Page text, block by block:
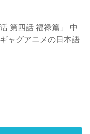
第四話 福禄篇」 中
ャグアニメの日本語